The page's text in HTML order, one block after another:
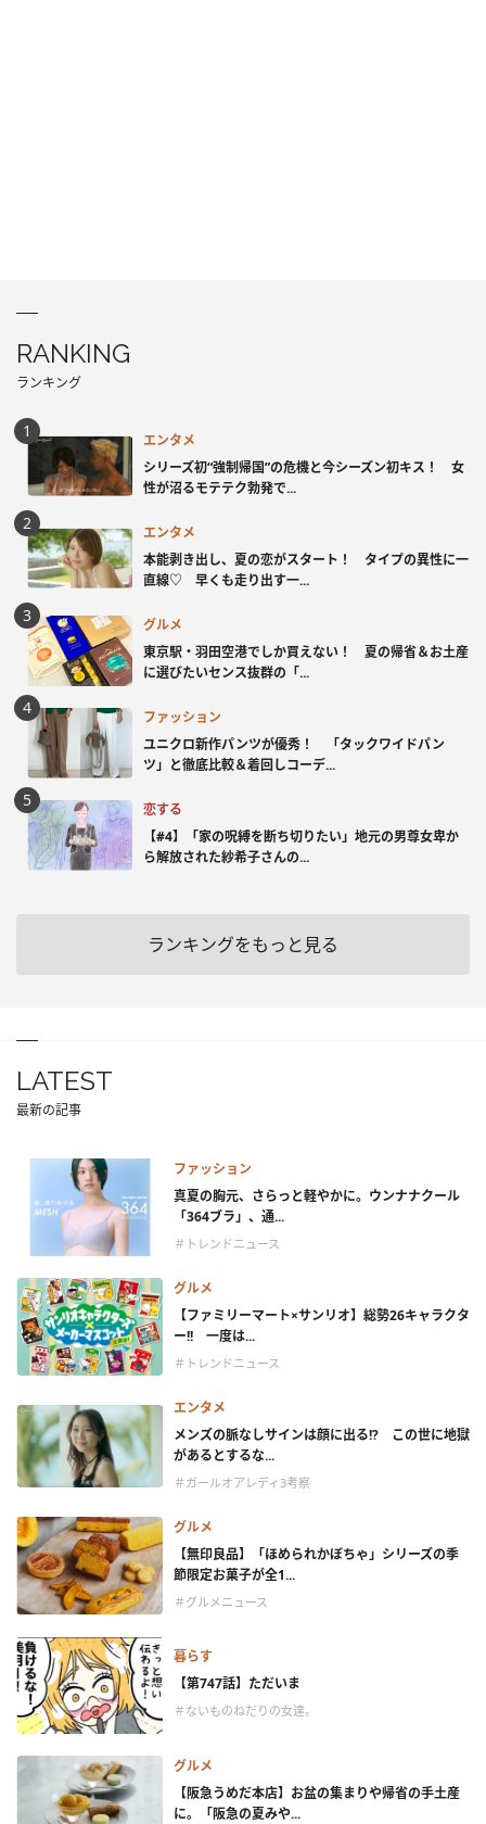
RANKING
ランキング
エンタメ
シリーズ初“強制帰国”の危機と今シーズン初キス！ 女
性が沼るモテテク勃発で...
エンタメ
本能剥き出し、夏の恋がスタート！ タイプの異性に一
直線♡ 早くも走り出す一...
グルメ
東京駅・羽田空港でしか買えない！ 夏の帰省＆お土産
に選びたいセンス抜群の「...
ファッション
ユニクロ新作パンツが優秀！ 「タックワイドパン
ツ」と徹底比較＆着回しコーデ...
恋する
【#4】「家の呪縛を断ち切りたい」地元の男尊女卑か
ら解放された紗希子さんの...
ランキングをもっと見る
LATEST
最新の記事
ファッション
真夏の胸元、さらっと軽やかに。ウンナナクール
「364ブラ」、通...
＃トレンドニュース
グルメ
【ファミリーマート×サンリオ】総勢26キャラクタ
ー!! 一度は...
＃トレンドニュース
エンタメ
メンズの脈なしサインは顔に出る!? この世に地獄
があるとするな...
＃ガールオアレディ3考察
グルメ
【無印良品】「ほめられかぼちゃ」シリーズの季
節限定お菓子が全1...
＃グルメニュース
暮らす
【第747話】ただいま
＃ないものねだりの女達。
グルメ
【阪急うめだ本店】お盆の集まりや帰省の手土産
に。「阪急の夏みや...